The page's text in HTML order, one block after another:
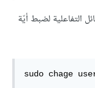
التفاعلية لضبط أيّة
sudo chage